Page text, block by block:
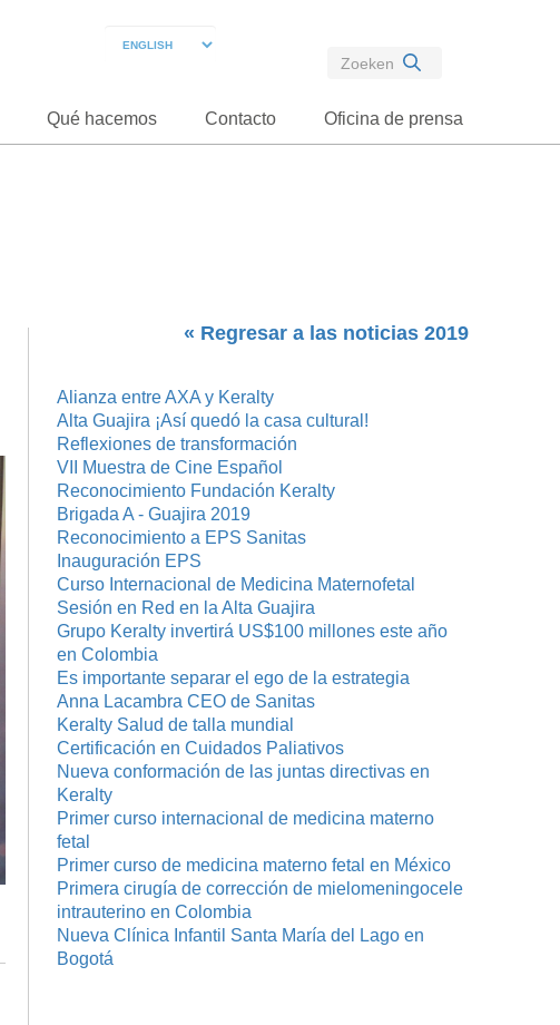
Qué hacemos Contacto Oficina de prensa
« Regresar a las noticias 2019
Alianza entre AXA y Keralty
Alta Guajira ¡Así quedó la casa cultural!
Reflexiones de transformación
VII Muestra de Cine Español
Reconocimiento Fundación Keralty
Brigada A - Guajira 2019
Reconocimiento a EPS Sanitas
Inauguración EPS
Curso Internacional de Medicina Maternofetal
Sesión en Red en la Alta Guajira
Grupo Keralty invertirá US$100 millones este año
en Colombia
Es importante separar el ego de la estrategia
Anna Lacambra CEO de Sanitas
Keralty Salud de talla mundial
Certificación en Cuidados Paliativos
Nueva conformación de las juntas directivas en
Keralty
Primer curso internacional de medicina materno
fetal
Primer curso de medicina materno fetal en México
Primera cirugía de corrección de mielomeningocele
intrauterino en Colombia
Nueva Clínica Infantil Santa María del Lago en
Bogotá